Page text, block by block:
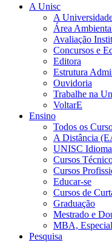
A Unisc
A
Área
Avaliação
Concursos e
Editora
Estrutura
Ouvidoria
Trabalhe na
VoltarE
Ensino
Todos os
A Distância
UNISC
Cursos
Cursos
Educar-se
Cursos de
Graduação
Mestrado e
MBA,
Pesquisa